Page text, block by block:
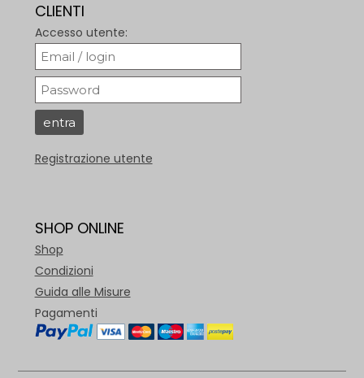
CLIENTI
Accesso utente:
Registrazione utente
SHOP ONLINE
Shop
Condizioni
Guida alle Misure
Pagamenti